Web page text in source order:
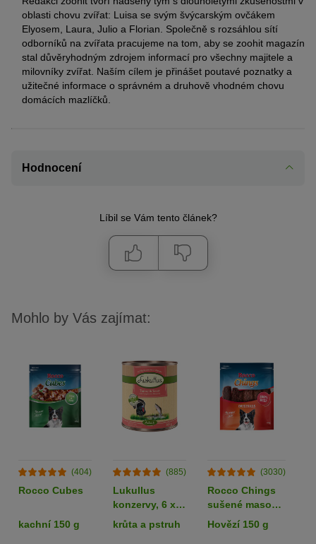
oblasti chovu zvířat: Luisa se svým švýcarským ovčákem
Elyosem, Laura, Julio a Florian. Společně s rozsáhlou sítí
odborníků na zvířata pracujeme na tom, aby se zoohit magazín
stal důvěryhodným zdrojem informací pro všechny majitele a
milovníky zvířat. Naším cílem je přinášet poutavé poznatky a
užitečné informace o správném a druhově vhodném chovu
domácích mazlíčků.
Hodnocení
Líbil se Vám tento článek?
Mohlo by Vás zajímat:
(404)
Rocco Cubes
kachní 150 g
(885)
Lukullus
konzervy, 6 x
800 g - 5 + 1
zdarma!
krůta a pstruh
(3030)
Rocco Chings
sušené maso
pro psy
Hovězí 150 g